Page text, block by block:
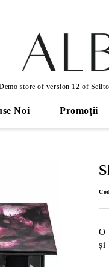
store of version 12 of
Noi Promoții
O
și